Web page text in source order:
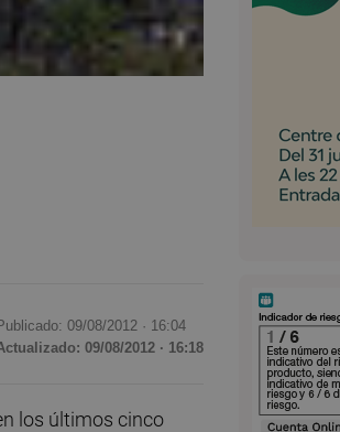
09/08/2012 · 16:04
09/08/2012 · 16:18
los últimos cinco